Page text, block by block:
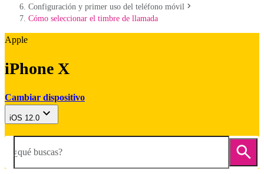
Configuración y primer uso del teléfono móvil
Cómo seleccionar el timbre de llamada
Apple
iPhone X
Cambiar dispositivo
iOS 12.0
¿qué buscas?